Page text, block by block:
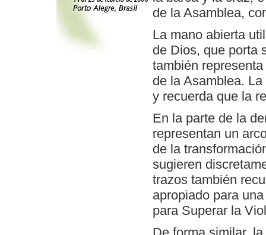
de la Asamblea,
La mano abierta
de Dios, que porta
también
de la Asamblea.
y recuerda que la
En la parte de la
representan un
de la
sugieren
trazos también
apropiado para
para Superar la